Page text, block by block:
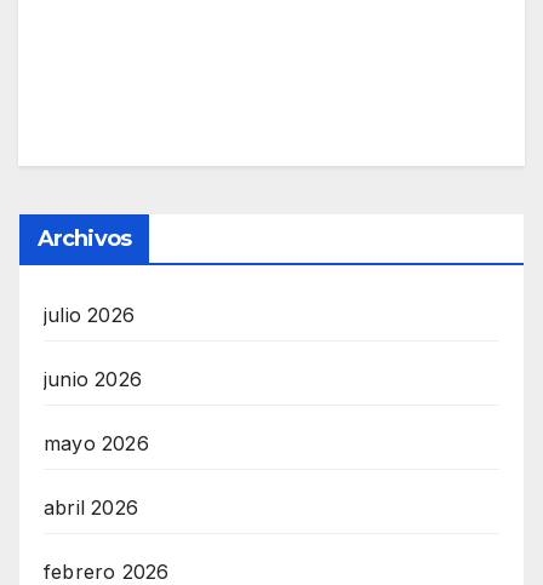
Archivos
julio 2026
junio 2026
mayo 2026
abril 2026
febrero 2026